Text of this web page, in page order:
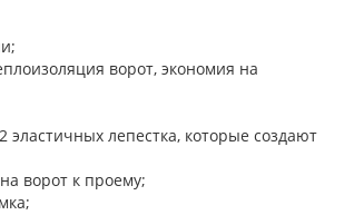
ворот, экономия на
лепестка, которые создают
ворот к проему;
и для ригельного замка;